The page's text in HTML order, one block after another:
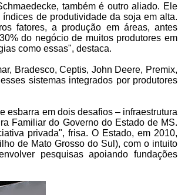
também é outro aliado. Ele
de produtividade da soja em alta.
fatores, a produção em áreas, antes
do negócio de muitos produtores em
como essas", destaca.
Bradesco, Ceptis, John Deere, Premix,
sistemas integrados por produtores
esbarra em dois desafios – infraestrutura
Familiar do Governo do Estado de MS.
privada", frisa. O Estado, em 2010,
de Mato Grosso do Sul), com o intuito
pesquisas apoiando fundações